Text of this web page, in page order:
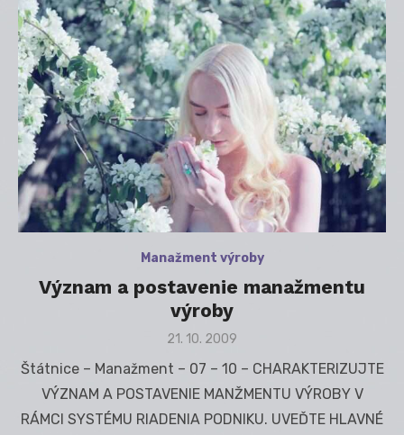
Manažment výroby
Význam a postavenie manažmentu
výroby
Posted
21. 10. 2009
Štátnice – Manažment – 07 – 10 – CHARAKTERIZUJTE
VÝZNAM A POSTAVENIE MANŽMENTU VÝROBY V
RÁMCI SYSTÉMU RIADENIA PODNIKU. UVEĎTE HLAVNÉ